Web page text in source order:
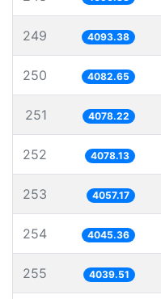
249 4093.38
250 4082.65
251 4078.22
252 4078.13
253 4057.17
254 4045.36
255 4039.51